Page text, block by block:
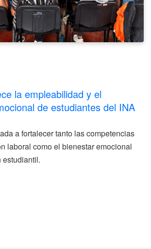
la empleabilidad y el
de estudiantes del INA
a fortalecer tanto las competencias
laboral como el bienestar emocional